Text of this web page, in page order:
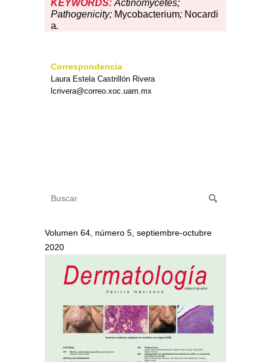
KEYWORDS: Actinomycetes;
Pathogenicity; Mycobacterium; Nocardi
a.
Correspondencia
Laura Estela Castrillón Rivera
lcrivera@correo.xoc.uam.mx
Volumen 64, número 5, septiembre-octubre
2020